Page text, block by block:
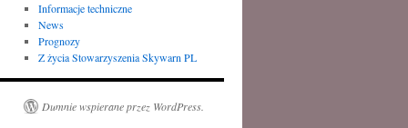
Informacje techniczne
News
Prognozy
Z życia Stowarzyszenia Skywarn PL
Dumnie wspierane przez WordPress.